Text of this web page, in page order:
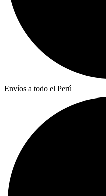
Envíos a todo el Perú